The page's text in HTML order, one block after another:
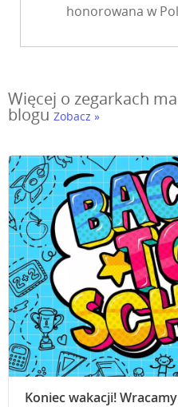
honorowana w
Więcej o zegarkach
bloguZobacz »
Koniec wakacji!